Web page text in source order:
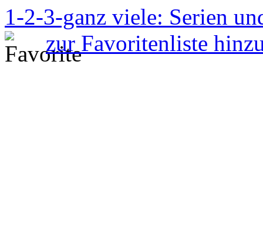
1-2-3-ganz viele: Serien
zur Favoritenliste